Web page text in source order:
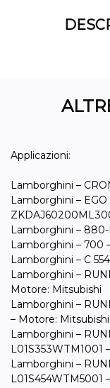
Applicazioni:
Lamborghini –
Lamborghini – EGO
Lamborghini – 880-
Lamborghini – 700
Lamborghini – C
Lamborghini –
Motore: Mitsubishi
Lamborghini –
– Motore: Mitsubishi
Lamborghini –
L01S353WTM1001
Lamborghini –
L01S454WTM5001